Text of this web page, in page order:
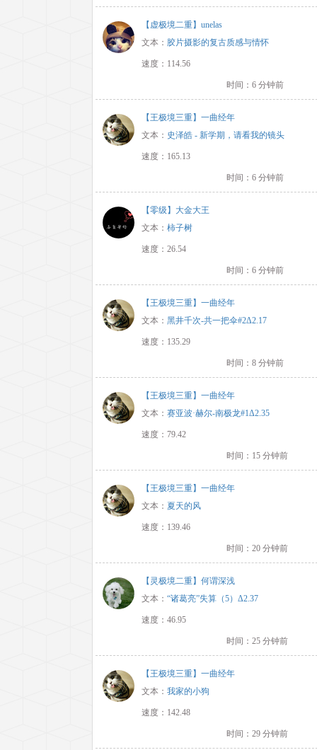
【虚极境二重】unelas
文本： 胶片摄影的复古质感与情怀
速度：114.56
时间：6 分钟前
【王极境三重】一曲经年
文本： 史泽皓 - 新学期，请看我的镜头
速度：165.13
时间：6 分钟前
【零级】大金大王
文本： 柿子树
速度：26.54
时间：6 分钟前
【王极境三重】一曲经年
文本： 黑井千次-共一把伞#2Δ2.17
速度：135.29
时间：8 分钟前
【王极境三重】一曲经年
文本： 赛亚波·赫尔-南极龙#1Δ2.35
速度：79.42
时间：15 分钟前
【王极境三重】一曲经年
文本： 夏天的风
速度：139.46
时间：20 分钟前
【灵极境二重】何谓深浅
文本： “诸葛亮”失算（5）Δ2.37
速度：46.95
时间：25 分钟前
【王极境三重】一曲经年
文本： 我家的小狗
速度：142.48
时间：29 分钟前